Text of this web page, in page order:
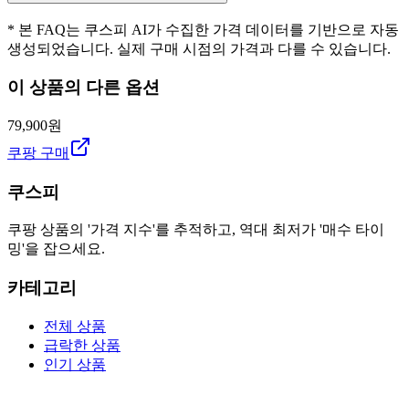
* 본 FAQ는 쿠스피 AI가 수집한 가격 데이터를 기반으로 자동
생성되었습니다. 실제 구매 시점의 가격과 다를 수 있습니다.
이 상품의 다른 옵션
79,900원
쿠팡 구매
쿠스피
쿠팡 상품의 '가격 지수'를 추적하고, 역대 최저가 '매수 타이
밍'을 잡으세요.
카테고리
전체 상품
급락한 상품
인기 상품